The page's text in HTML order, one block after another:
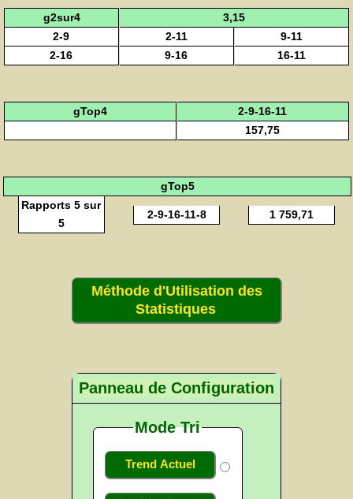
g2sur4
3,15
2-9
2-11
9-11
2-16
9-16 16-11
gTop4
2-9-16-11
157,75
gTop5
Rapports 5 sur
5
2-9-16-11-8 1 759,71
Méthode d'Utilisation des
Statistiques
Panneau de Configuration
Mode Tri
Trend Actuel